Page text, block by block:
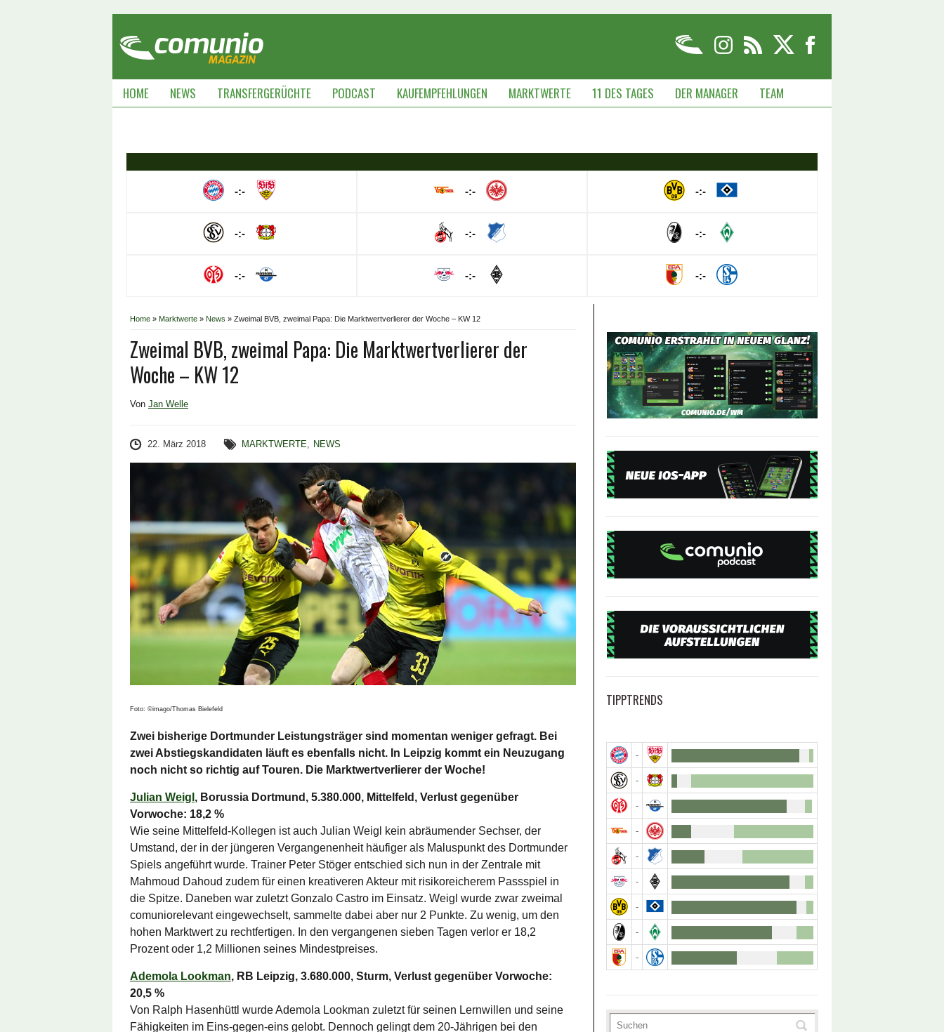
HOME NEWS TRANSFERGERÜCHTE PODCAST KAUFEMPFEHLUNGEN MARKTWERTE 11 DES TAGES DER MANAGER TEAM
-:-
-:-
-:-
-:-
-:-
-:-
-:-
-:-
-:-
Home » Marktwerte » News » Zweimal BVB, zweimal Papa: Die Marktwertverlierer der Woche – KW 12
Zweimal BVB, zweimal Papa: Die Marktwertverlierer der
Woche – KW 12
Von Jan Welle
22. März 2018 MARKTWERTE, NEWS
Foto: ©imago/Thomas Bielefeld
Zwei bisherige Dortmunder Leistungsträger sind momentan weniger gefragt. Bei
zwei Abstiegskandidaten läuft es ebenfalls nicht. In Leipzig kommt ein Neuzugang
noch nicht so richtig auf Touren. Die Marktwertverlierer der Woche!
Julian Weigl , Borussia Dortmund, 5.380.000, Mittelfeld, Verlust gegenüber
Vorwoche: 18,2 %
Wie seine Mittelfeld-Kollegen ist auch Julian Weigl kein abräumender Sechser, der
Umstand, der in der jüngeren Vergangenenheit häufiger als Maluspunkt des Dortmunder
Spiels angeführt wurde. Trainer Peter Stöger entschied sich nun in der Zentrale mit
Mahmoud Dahoud zudem für einen kreativeren Akteur mit risikoreicherem Passspiel in
die Spitze. Daneben war zuletzt Gonzalo Castro im Einsatz. Weigl wurde zwar zweimal
comuniorelevant eingewechselt, sammelte dabei aber nur 2 Punkte. Zu wenig, um den
hohen Marktwert zu rechtfertigen. In den vergangenen sieben Tagen verlor er 18,2
Prozent oder 1,2 Millionen seines Mindestpreises.
Ademola Lookman, RB Leipzig, 3.680.000, Sturm, Verlust gegenüber Vorwoche:
20,5 %
Von Ralph Hasenhüttl wurde Ademola Lookman zuletzt für seinen Lernwillen und seine
Fähigkeiten im Eins-gegen-eins gelobt. Dennoch gelingt dem 20-Jährigen bei den
TIPPTRENDS
-
-
-
-
-
-
-
-
-